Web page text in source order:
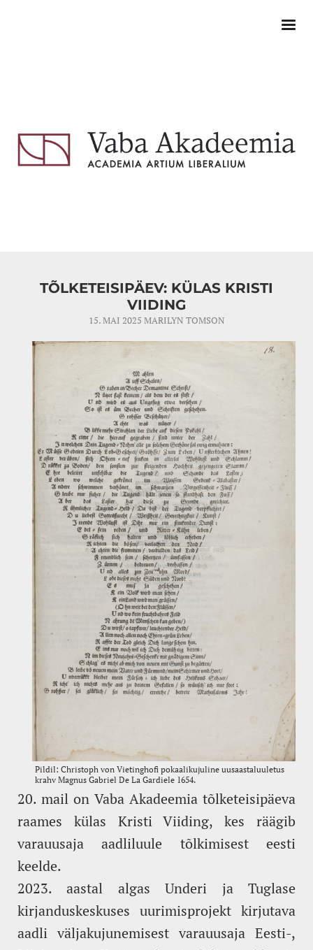
TÕLKETEISIPÄEV: KÜLAS KRISTI
VIIDING
15. MAI 2025 MARILYN TOMSON
20. mail on Vaba Akadeemia tõlketeisipäeva
raames külas Kristi Viiding, kes räägib
varauusaja aadliluule tõlkimisest eesti
keelde.
2023. aastal algas Underi ja Tuglase
kirjanduskeskuses uurimisprojekt kirjutava
aadli väljakujunemisest varauusaja Eesti-,